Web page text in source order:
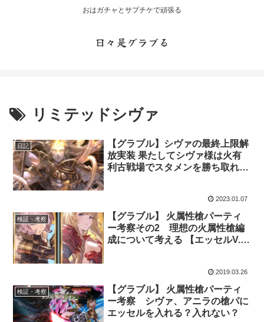
おはガチャとサプチケで頑張る
日々是グラブる
リミテッドシヴァ
日記
【グラブル】シヴァの最終上限解
放実装 果たしてシヴァ様は火有
利古戦場でスタメンを勝ち取れる
2023.01.07
検証・考察
【グラブル】 火属性槍パーティ
ー考察その2 理想の火属性槍編
成について考える 【エッセルV.S.
2019.03.26
検証・考察
【グラブル】 火属性槍パーティ
ー考察 シヴァ、アニラの槍パに
エッセルを入れる？入れない？